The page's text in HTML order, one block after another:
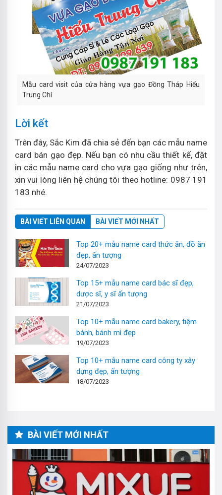
Mẫu card visit của cửa hàng vựa gạo Đồng Tháp Hiếu
Trung Chí
Lời kết
Trên đây, Sắc Kim đã chia sẻ đến bạn các mẫu name
card bán gạo đẹp. Nếu bạn có nhu cầu thiết kế, đặt
in các mẫu name card cho vựa gạo giống như trên,
xin vui lòng liên hệ chúng tôi theo hotline: 0987 191
183 nhé.
BÀI VIẾT LIÊN QUAN BÀI VIẾT MỚI NHẤT
Top 20+ mẫu name card thức ăn, đồ ăn
đẹp, ấn tượng
24/07/2023
Top 15+ mẫu name card bác sĩ đẹp,
dược sĩ, y sĩ ấn tượng
21/07/2023
Top 10+ mẫu name card bakery, tiệm
bánh, bánh mì đẹp
19/07/2023
Top 10+ mẫu name card công ty xây
dựng đẹp, ấn tượng
18/07/2023
BÀI VIẾT MỚI NHẤT